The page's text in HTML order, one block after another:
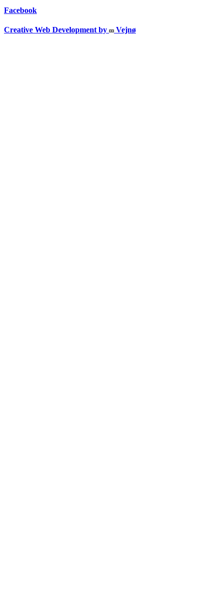
Facebook
Creative Web Development by Vejnø